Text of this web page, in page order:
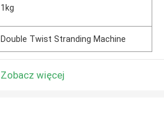
1kg
Double Twist Stranding Machine
Zobacz więcej